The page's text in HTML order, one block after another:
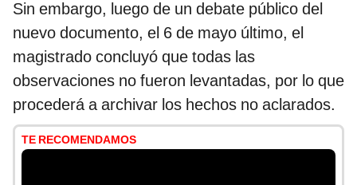
Sin embargo, luego de un debate público del
nuevo documento, el 6 de mayo último, el
magistrado concluyó que todas las
observaciones no fueron levantadas, por lo que
procederá a archivar los hechos no aclarados.
TE RECOMENDAMOS